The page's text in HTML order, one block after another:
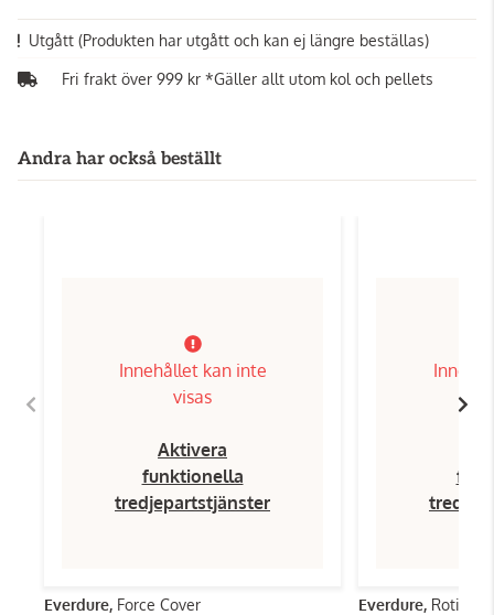
Utgått (Produkten har utgått och kan ej längre beställas)
Fri frakt över 999 kr *Gäller allt utom kol och pellets
Andra har också beställt
Innehållet kan inte
visas
Aktivera
funktionella
tredjepartstjänster
Everdure, Force Cover Everdure,